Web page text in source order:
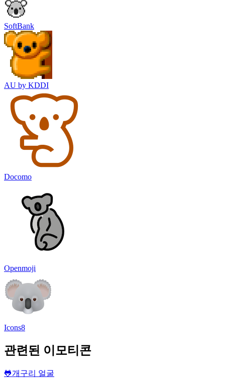
SoftBank
AU by KDDI
Docomo
Openmoji
Icons8
관련된 이모티콘
🐸개구리 얼굴